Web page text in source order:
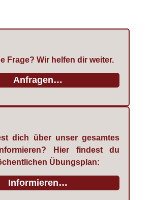
Frage? Wir helfen dir weiter.
Anfragen…
dich über unser gesamtes
Hier findest du
Übungsplan:
Informieren…